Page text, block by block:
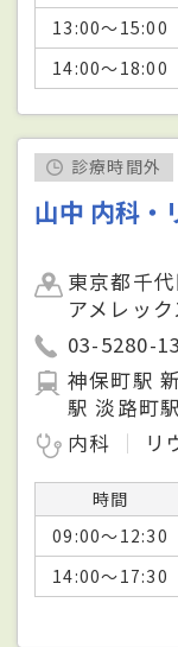
13:00～15:00
14:00～18:00
診療時間外
山中 内科・
東京都千
アメレッ
03-5280-
神保町駅
駅 淡路町
内科
リ
時間
09:00～12:30
14:00～17:30